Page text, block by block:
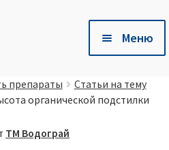
Меню
Хлев
препараты
Статьи на тему
органической подстилки
ТМ Водограй